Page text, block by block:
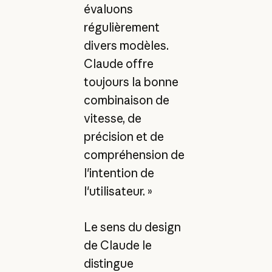
évaluons
régulièrement
divers modèles.
Claude offre
toujours la bonne
combinaison de
vitesse, de
précision et de
compréhension de
l'intention de
l'utilisateur. »
Le sens du design
de Claude le
distingue